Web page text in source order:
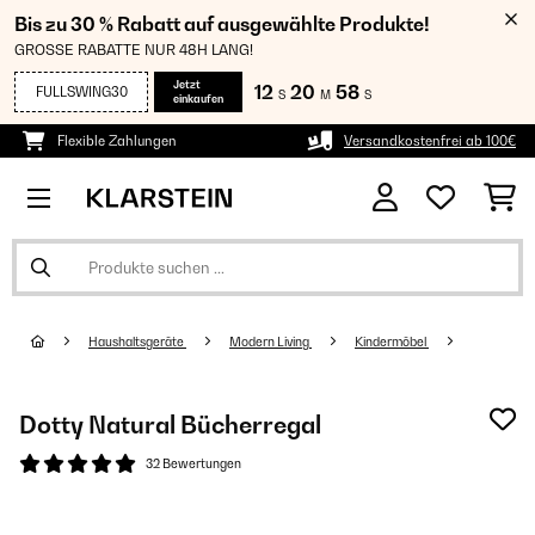
Bis zu 30 % Rabatt auf ausgewählte Produkte!
GROSSE RABATTE NUR 48H LANG!
FULLSWING30
Jetzt
einkaufen
12 S 20 M 58 S
Flexible Zahlungen Versandkostenfrei ab 100€
Haushaltsgeräte Modern Living Kindermöbel
Dotty Natural Bücherregal
32 Bewertungen